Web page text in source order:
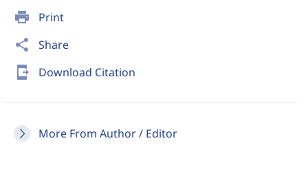
print Print
share Share
send_to_mobile Download Citation
More From Author / Editor